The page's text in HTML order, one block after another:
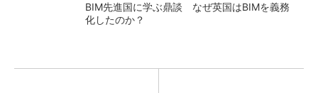
BIM先進国に学ぶ鼎談 なぜ英国はBIMを義務
化したのか？